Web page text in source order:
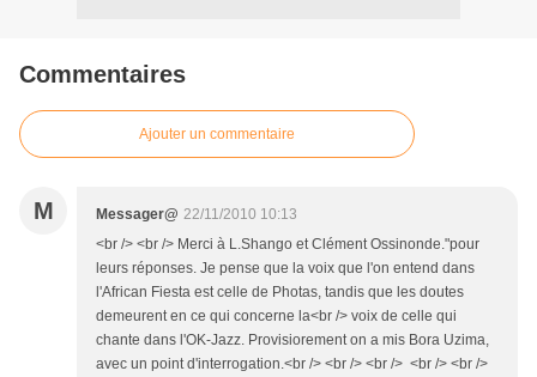
Commentaires
Ajouter un commentaire
M Messager@ 22/11/2010 10:13
<br /> <br /> Merci à L.Shango et Clément Ossinonde."pour
leurs réponses. Je pense que la voix que l'on entend dans
l'African Fiesta est celle de Photas, tandis que les doutes
demeurent en ce qui concerne la<br /> voix de celle qui
chante dans l'OK-Jazz. Provisiorement on a mis Bora Uzima,
avec un point d'interrogation.<br /> <br /> <br /> <br /> <br />